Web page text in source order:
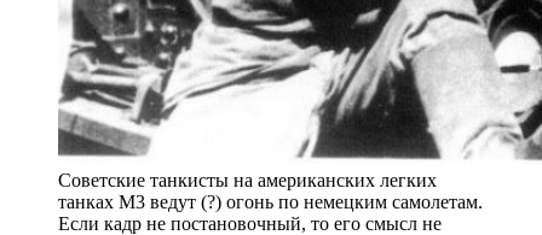
Советские танкисты на американских легких
танках М3 ведут (?) огонь по немецким самолетам.
Если кадр не постановочный, то его смысл не